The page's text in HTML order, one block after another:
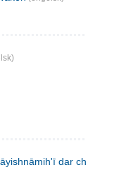
dar chahār pardih